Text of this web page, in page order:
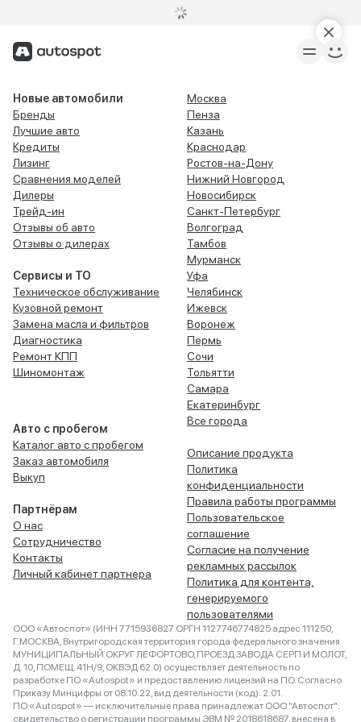
Новые автомобили
Бренды
Лучшие авто
Кредиты
Лизинг
Сравнения моделей
Дилеры
Трейд-ин
Отзывы об авто
Отзывы о дилерах
Сервисы и ТО
Техническое обслуживание
Кузовной ремонт
Замена масла и фильтров
Диагностика
Ремонт КПП
Шиномонтаж
Авто с пробегом
Каталог авто с пробегом
Заказ автомобиля
Выкуп
Партнёрам
О нас
Сотрудничество
Контакты
Личный кабинет партнера
Москва
Пенза
Казань
Краснодар
Ростов-на-Дону
Нижний Новгород
Новосибирск
Санкт-Петербург
Волгоград
Тамбов
Мурманск
Уфа
Челябинск
Ижевск
Воронеж
Пермь
Сочи
Тольятти
Самара
Екатеринбург
Все города
Описание продукта
Политика
конфиденциальности
Правила работы программы
Пользовательское
соглашение
Согласие на получение
рекламных рассылок
Политика для контента,
генерируемого
пользователями
ООО «Автоспот» (ИНН 7715936827 ОРГН 1127746774825 адрес 111250,
Г.МОСКВА, Внутригородская территория города федерального значения
МУНИЦИПАЛЬНЫЙ ОКРУГ ЛЕФОРТОВО, ПРОЕЗД ЗАВОДА СЕРП И МОЛОТ,
Д. 10, ПОМЕЩ. 41Н/9, ОКВЭД 62.0) осуществляет деятельность по
разработке ПО «Autospot» и предоставлению лицензий на ПО. Согласно
Приказу Минцифры от 08.10.22, вид деятельности (код): 2.01.
ПО «Autospot» — исключительные права принадлежат ООО "Автоспот":
свидетельство о регистрации программы ЭВМ № 2018618687, внесена в